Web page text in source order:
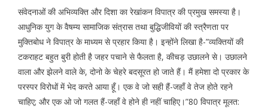
संवेदनाओं की अभिव्यक्ति और दिशा का रेखांकन विपात्र की प्रमुख समस्या है।
आधुनिक युग के वैषम्य सामाजिक संत्रास तथा बुद्धिजीवियों की स्त्रैणता पर
मुक्तिबोध ने विपात्र के माध्यम से प्रहार किया है। इन्होंने लिखा है-”व्यक्तियों की
टकराहट बहुत बुरी होती है जहर पचाने से फैलता है, कीचड़ उछालने से। उछालने
वाला और झेलने वाले के, दोनो के चेहरे बदसूरत हो जाते हैं। मैं हमेशा दो प्रकार के
परस्पर विरोधों में भेद करते आया हूँ। एक वे जो सही हैं-जहाँ वे तेज होते रहने
चाहिए; और एक ओ जो गलत हैं-जहाँ वे होने ही नहीं चाहिए।”80 विपात्र मूलत: